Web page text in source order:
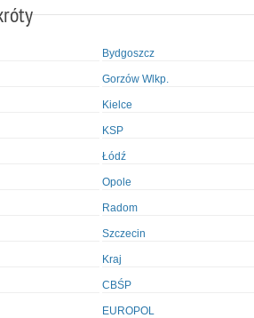
Bydgoszcz
Gorzów Wlkp.
Kielce
KSP
Łódź
Opole
Radom
Szczecin
Kraj
CBŚP
EUROPOL